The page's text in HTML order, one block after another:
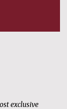
exclusive